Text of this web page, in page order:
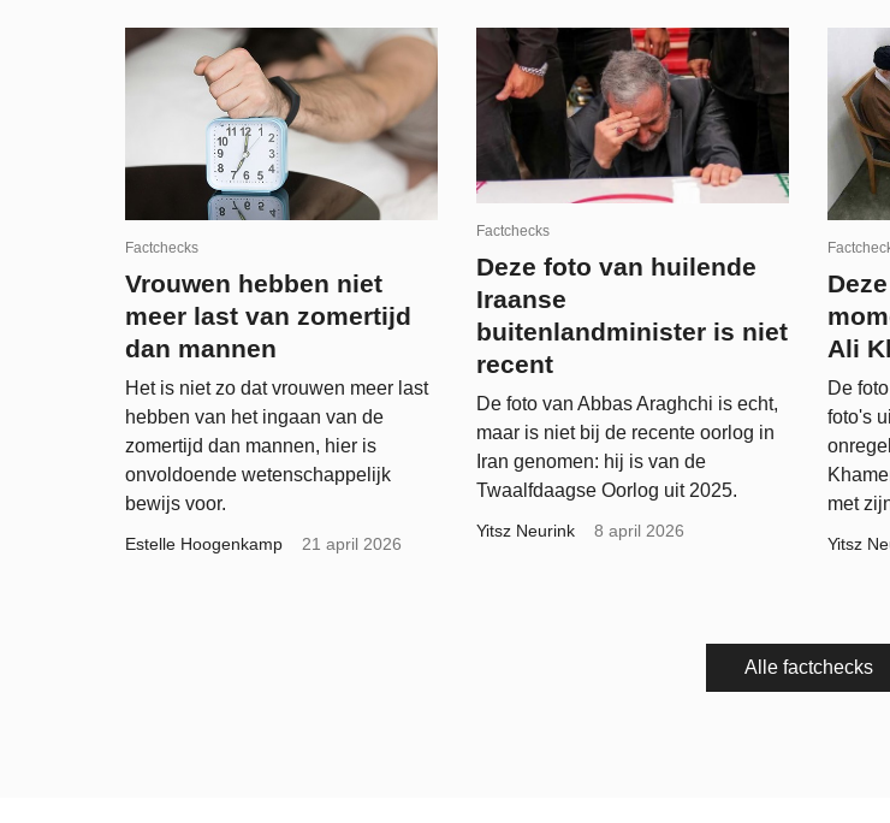
Factchecks
Vrouwen hebben niet
meer last van zomertijd
dan mannen
Het is niet zo dat vrouwen meer last
hebben van het ingaan van de
zomertijd dan mannen, hier is
onvoldoende wetenschappelijk
bewijs voor.
Estelle Hoogenkamp 21 april 2026
Factchecks
Deze foto van huilende
Iraanse
buitenlandminister is niet
recent
De foto van Abbas Araghchi is echt,
maar is niet bij de recente oorlog in
Iran genomen: hij is van de
Twaalfdaagse Oorlog uit 2025.
Yitsz Neurink 8 april 2026
Ali
De
foto's
met
Yitsz
Alle factchecks